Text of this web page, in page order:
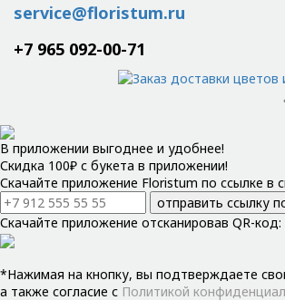
service@floristum.ru
+7 965 092-00-71
В приложении выгоднее и удобнее!
Скидка 100₽ с букета в приложении!
Скачайте приложение Floristum по ссылке в
отправить ссылку
Скачайте приложение отсканировав QR-код:
*Нажимая на кнопку, вы подтверждаете
а также согласие с Политикой